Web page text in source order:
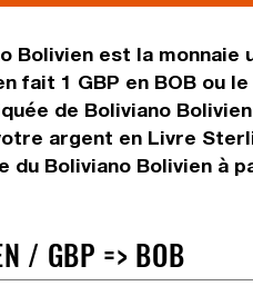
Bolivien est la
1 GBP en BOB ou
de Boliviano
argent en Livre
Boliviano Bolivien à
/ GBP => BOB